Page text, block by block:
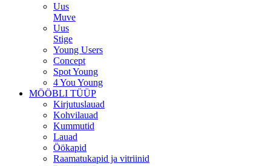
Uus
Muve
Uus
Stige
Young Users
Concept
Spot Young
4 You Young
MÖÖBLI TÜÜP
Kirjutuslauad
Kohvilauad
Kummutid
Lauad
Öökapid
Raamatukapid ja vitriinid